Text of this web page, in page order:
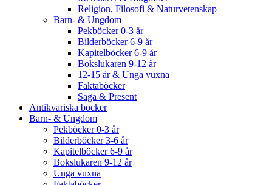
Religion, Filosofi & Naturvetenskap
Barn- & Ungdom
Pekböcker 0-3 år
Bilderböcker 6-9 år
Kapitelböcker 6-9 år
Bokslukaren 9-12 år
12-15 år & Unga vuxna
Faktaböcker
Saga & Present
Antikvariska böcker
Barn- & Ungdom
Pekböcker 0-3 år
Bilderböcker 3-6 år
Kapitelböcker 6-9 år
Bokslukaren 9-12 år
Unga vuxna